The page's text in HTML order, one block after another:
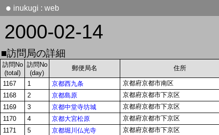
● inukugi : web
2000-02-14
■訪問局の詳細
訪問No
(total)
訪問No
(day)
郵便局名 住所
1167 1 京都西九条
京都府京都市南区
1168
2 京都島原
京都府京都市下京区
1169
3 京都中堂寺坊城
京都府京都市下京区
1170
4 京都大宮松原
京都府京都市下京区
1171
5 京都堀川仏光寺
京都府京都市下京区